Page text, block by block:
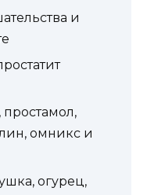
и
омникс и
огурец,